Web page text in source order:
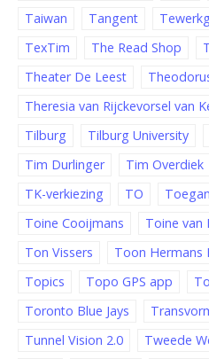
Taiwan
Tangent
TexTim
The Read Shop
Theater De Leest
Theresia van Rijckevorsel van
Tilburg
Tilburg University
Tim Durlinger
Tim Overdiek
TK-verkiezing
TO
Toine Cooijmans
Toine van
Ton Vissers
Toon Hermans
Topics
Topo GPS app
Toronto Blue Jays
Tunnel Vision 2.0
Tweede